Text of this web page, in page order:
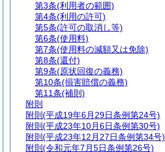
第3条(利用者の範囲)
第4条(利用の許可)
第5条(許可の取消し等)
第6条(使用料)
第7条(使用料の減額又は免除)
第8条(還付)
第9条(原状回復の義務)
第10条(損害賠償の義務)
第11条(補則)
附則
附則 (平成19年6月29日条例第24号)
附則 (平成23年10月6日条例第30号)
附則 (平成23年12月27日条例第34号)
附則 (令和元年7月5日条例第26号)